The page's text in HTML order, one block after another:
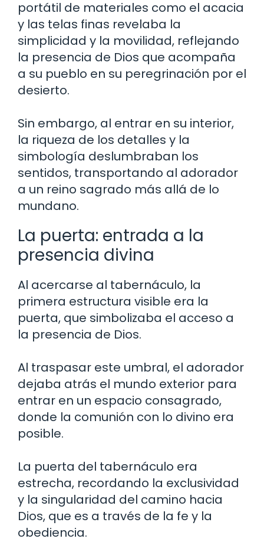
portátil de materiales como el acacia
y las telas finas revelaba la
simplicidad y la movilidad, reflejando
la presencia de Dios que acompaña
a su pueblo en su peregrinación por el
desierto.
Sin embargo, al entrar en su interior,
la riqueza de los detalles y la
simbología deslumbraban los
sentidos, transportando al adorador
a un reino sagrado más allá de lo
mundano.
La puerta: entrada a la
presencia divina
Al acercarse al tabernáculo, la
primera estructura visible era la
puerta, que simbolizaba el acceso a
la presencia de Dios.
Al traspasar este umbral, el adorador
dejaba atrás el mundo exterior para
entrar en un espacio consagrado,
donde la comunión con lo divino era
posible.
La puerta del tabernáculo era
estrecha, recordando la exclusividad
y la singularidad del camino hacia
Dios, que es a través de la fe y la
obediencia.